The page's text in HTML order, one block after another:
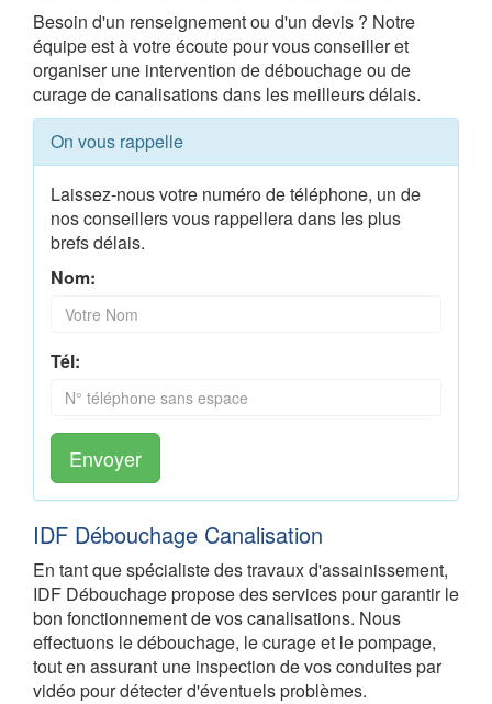
Besoin d'un renseignement ou d'un devis ? Notre
équipe est à votre écoute pour vous conseiller et
organiser une intervention de débouchage ou de
curage de canalisations dans les meilleurs délais.
On vous rappelle
Laissez-nous votre numéro de téléphone, un de
nos conseillers vous rappellera dans les plus
brefs délais.
Nom:
Tél:
Envoyer
IDF Débouchage Canalisation
En tant que spécialiste des travaux d'assainissement,
IDF Débouchage propose des services pour garantir le
bon fonctionnement de vos canalisations. Nous
effectuons le débouchage, le curage et le pompage,
tout en assurant une inspection de vos conduites par
vidéo pour détecter d'éventuels problèmes.